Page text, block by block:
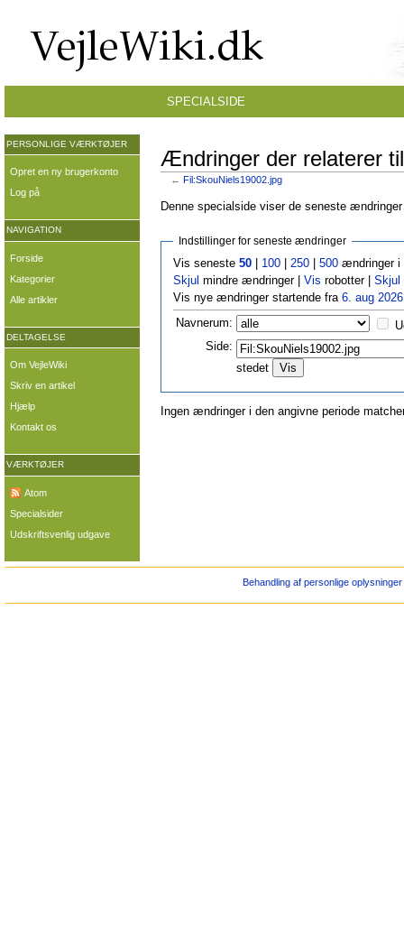
Ændringer der relaterer
← Fil:SkouNiels19002.jpg
Denne specialside viser de seneste
Indstillinger for seneste ændringer
Vis seneste 50| 100| 250| 500ændringer i
Skjul mindre ændringer | Vis robotter | Skjul
Vis nye ændringer startende fra 6. aug
Navnerum:
Side:
stedet
Ingen ændringer i den angivne periode
SPECIALSIDE
PERSONLIGE VÆRKTØJER
Opret en ny brugerkonto
Log på
NAVIGATION
Forside
Kategorier
Alle artikler
DELTAGELSE
Om VejleWiki
Skriv en artikel
Hjælp
Kontakt os
VÆRKTØJER
Atom
Specialsider
Udskriftsvenlig udgave
Behandling af personlige oplysninger